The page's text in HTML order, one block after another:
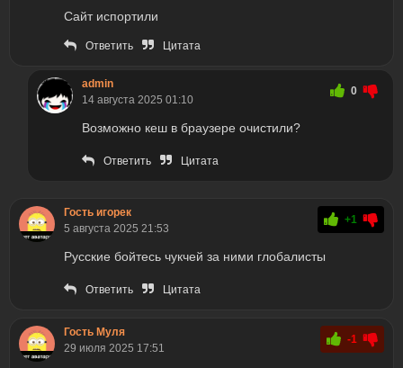
Сайт испортили
Ответить Цитата
admin
14 августа 2025 01:10
0
Возможно кеш в браузере очистили?
Ответить Цитата
Гость игорек
5 августа 2025 21:53
+1
Русские бойтесь чукчей за ними глобалисты
Ответить Цитата
Гость Муля
29 июля 2025 17:51
-1